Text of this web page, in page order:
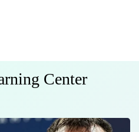
Center